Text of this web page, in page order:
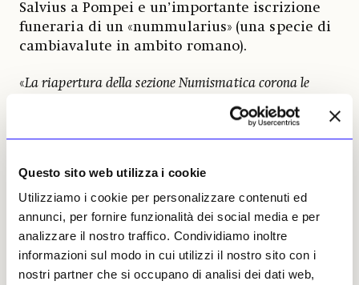
Questo sito web utilizza i cookie
Utilizziamo i cookie per personalizzare contenuti ed
annunci, per fornire funzionalità dei social media e per
analizzare il nostro traffico. Condividiamo inoltre
informazioni sul modo in cui utilizzi il nostro sito con i
nostri partner che si occupano di analisi dei dati web,
Salvius a Pompei e un’importante iscrizione
funeraria di un «nummularius» (una specie di
cambiavalute in ambito romano).
«La riapertura della sezione Numismatica corona le
rigorose attività di studio e ricerca nel ricchissimo
Medagliere del Museo Archeologico Nazionale di Napoli,
collezione eccezionale non solo per il numero di esemplari
temporale e la varietà delle zecche emittenti. Quella che
raccontiamo non è una semplice raccolta di monete, ma
un vero e proprio viaggio sorprendente per la sua
multiformità, un viaggio nel tempo e nello spazio che ci
porta dall’antica Grecia all’Italia e alle altre regioni
dell’Impero romano, dai mercati popolari alle grandi